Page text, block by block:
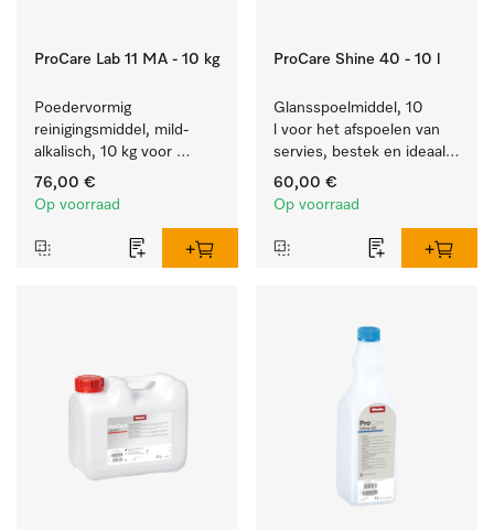
ProCare Lab 11 MA - 10 kg
Poedervormig
reinigingsmiddel, mild-
alkalisch, 10 kg voor
materiaalbesparende
machinale reiniging van
gerei.
76,00 €
Op voorraad
ProCare Shine 40 - 10 l
Glansspoelmiddel, 10
l voor het afspoelen van
servies, bestek en ideaal
voor glazen.
60,00 €
Op voorraad